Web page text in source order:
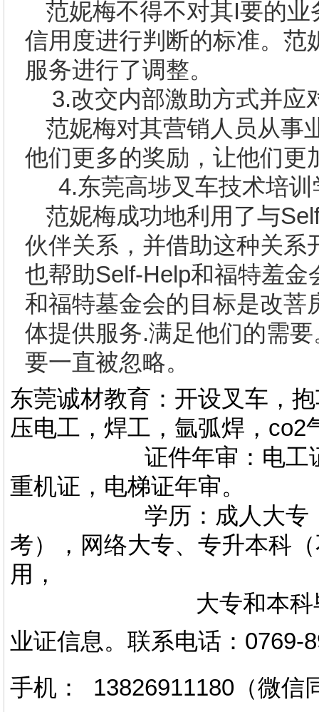
范妮梅不得不对其I要的业
信用度进行判断的标准。范
服务进行了调整。
3.改交内部激助方式并应
范妮梅对其营销人员从事
他们更多的奖励，让他们更
4.东莞高埗叉车技术培训
范妮梅成功地利用了与
伙伴关系，并借助这种关系
也帮助Self-Help和福特羞金
和福特墓金会的目标是改菩
体提供服务.满足他们的需
要一直被忽略。
东莞诚材教育：开设叉车，
压电工，焊工，氩弧焊，co2
证件年审：电工证，
重机证，电梯证年审。
学历：成人大专，专
考），网络大专、专升本科
用，
大专和本科毕业证
业证信息。 联系电话 ： 0769-
手机： 13826911180（微信